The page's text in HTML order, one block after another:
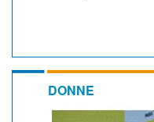
DONNE